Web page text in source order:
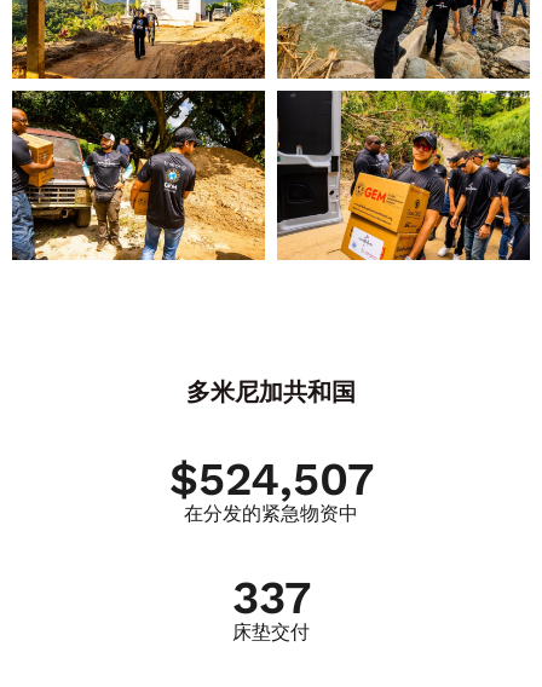
多米尼加共和国
在分发的紧急物资中
$524,507
床垫交付
337